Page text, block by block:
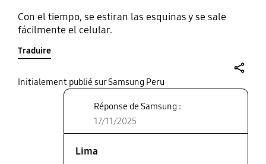
Con el tiempo, se estiran las esquinas y se sale
fácilmente el celular.
Traduire
Initialement publié sur Samsung Peru
Réponse de Samsung :
17/11/2025
Lima